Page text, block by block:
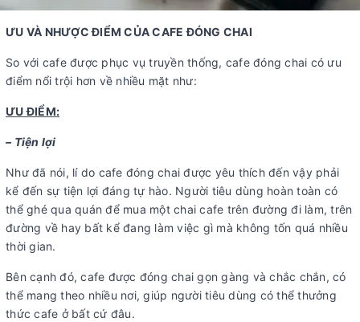
ƯU VÀ NHƯỢC ĐIỂM CỦA CAFE ĐÓNG CHAI
So với cafe được phục vụ truyền thống, cafe đóng chai có ưu
điểm nổi trội hơn về nhiều mặt như:
ƯU ĐIỂM:
– Tiện lợi
Như đã nói, lí do cafe đóng chai được yêu thích đến vậy phải
kể đến sự tiện lợi đáng tự hào. Người tiêu dùng hoàn toàn có
thể ghé qua quán để mua một chai cafe trên đường đi làm, trên
đường về hay bất kể đang làm việc gì mà không tốn quá nhiều
thời gian.
Bên cạnh đó, cafe được đóng chai gọn gàng và chắc chắn, có
thể mang theo nhiều nơi, giúp người tiêu dùng có thể thưởng
thức cafe ở bất cứ đâu.